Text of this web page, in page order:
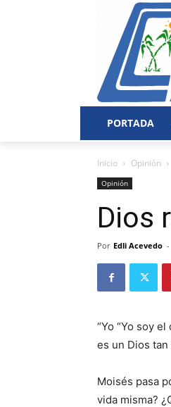
PORTADA
Inicio Opinión
Opinión
Dios
Por Edli Acevedo -
“Yo “Yo soy
es un Dios
Moisés pasa
vida misma?